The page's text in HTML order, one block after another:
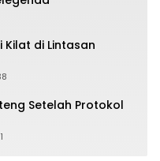
Kilat di Lintasan
Setelah Protokol